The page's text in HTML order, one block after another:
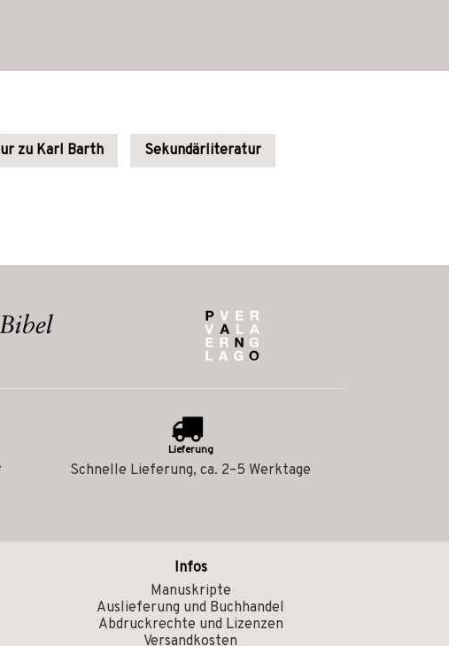
zu Karl Barth Sekundärliteratur
Lieferung
Schnelle Lieferung, ca. 2–5 Werktage
Infos
Manuskripte
Auslieferung und Buchhandel
Abdruckrechte und Lizenzen
Versandkosten